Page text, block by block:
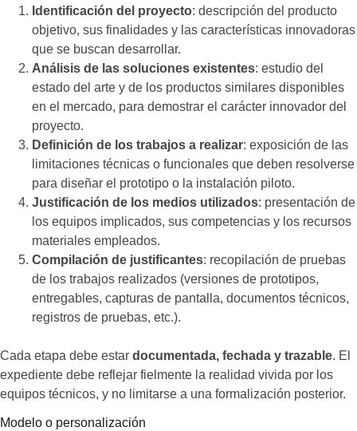
Identificación del proyecto: descripción del producto
objetivo, sus finalidades y las características innovadoras
que se buscan desarrollar.
Análisis de las soluciones existentes: estudio del
estado del arte y de los productos similares disponibles
en el mercado, para demostrar el carácter innovador del
proyecto.
Definición de los trabajos a realizar: exposición de las
limitaciones técnicas o funcionales que deben resolverse
para diseñar el prototipo o la instalación piloto.
Justificación de los medios utilizados: presentación de
los equipos implicados, sus competencias y los recursos
materiales empleados.
Compilación de justificantes: recopilación de pruebas
de los trabajos realizados (versiones de prototipos,
entregables, capturas de pantalla, documentos técnicos,
registros de pruebas, etc.).
Cada etapa debe estar documentada, fechada y trazable. El
expediente debe reflejar fielmente la realidad vivida por los
equipos técnicos, y no limitarse a una formalización posterior.
Modelo o personalización